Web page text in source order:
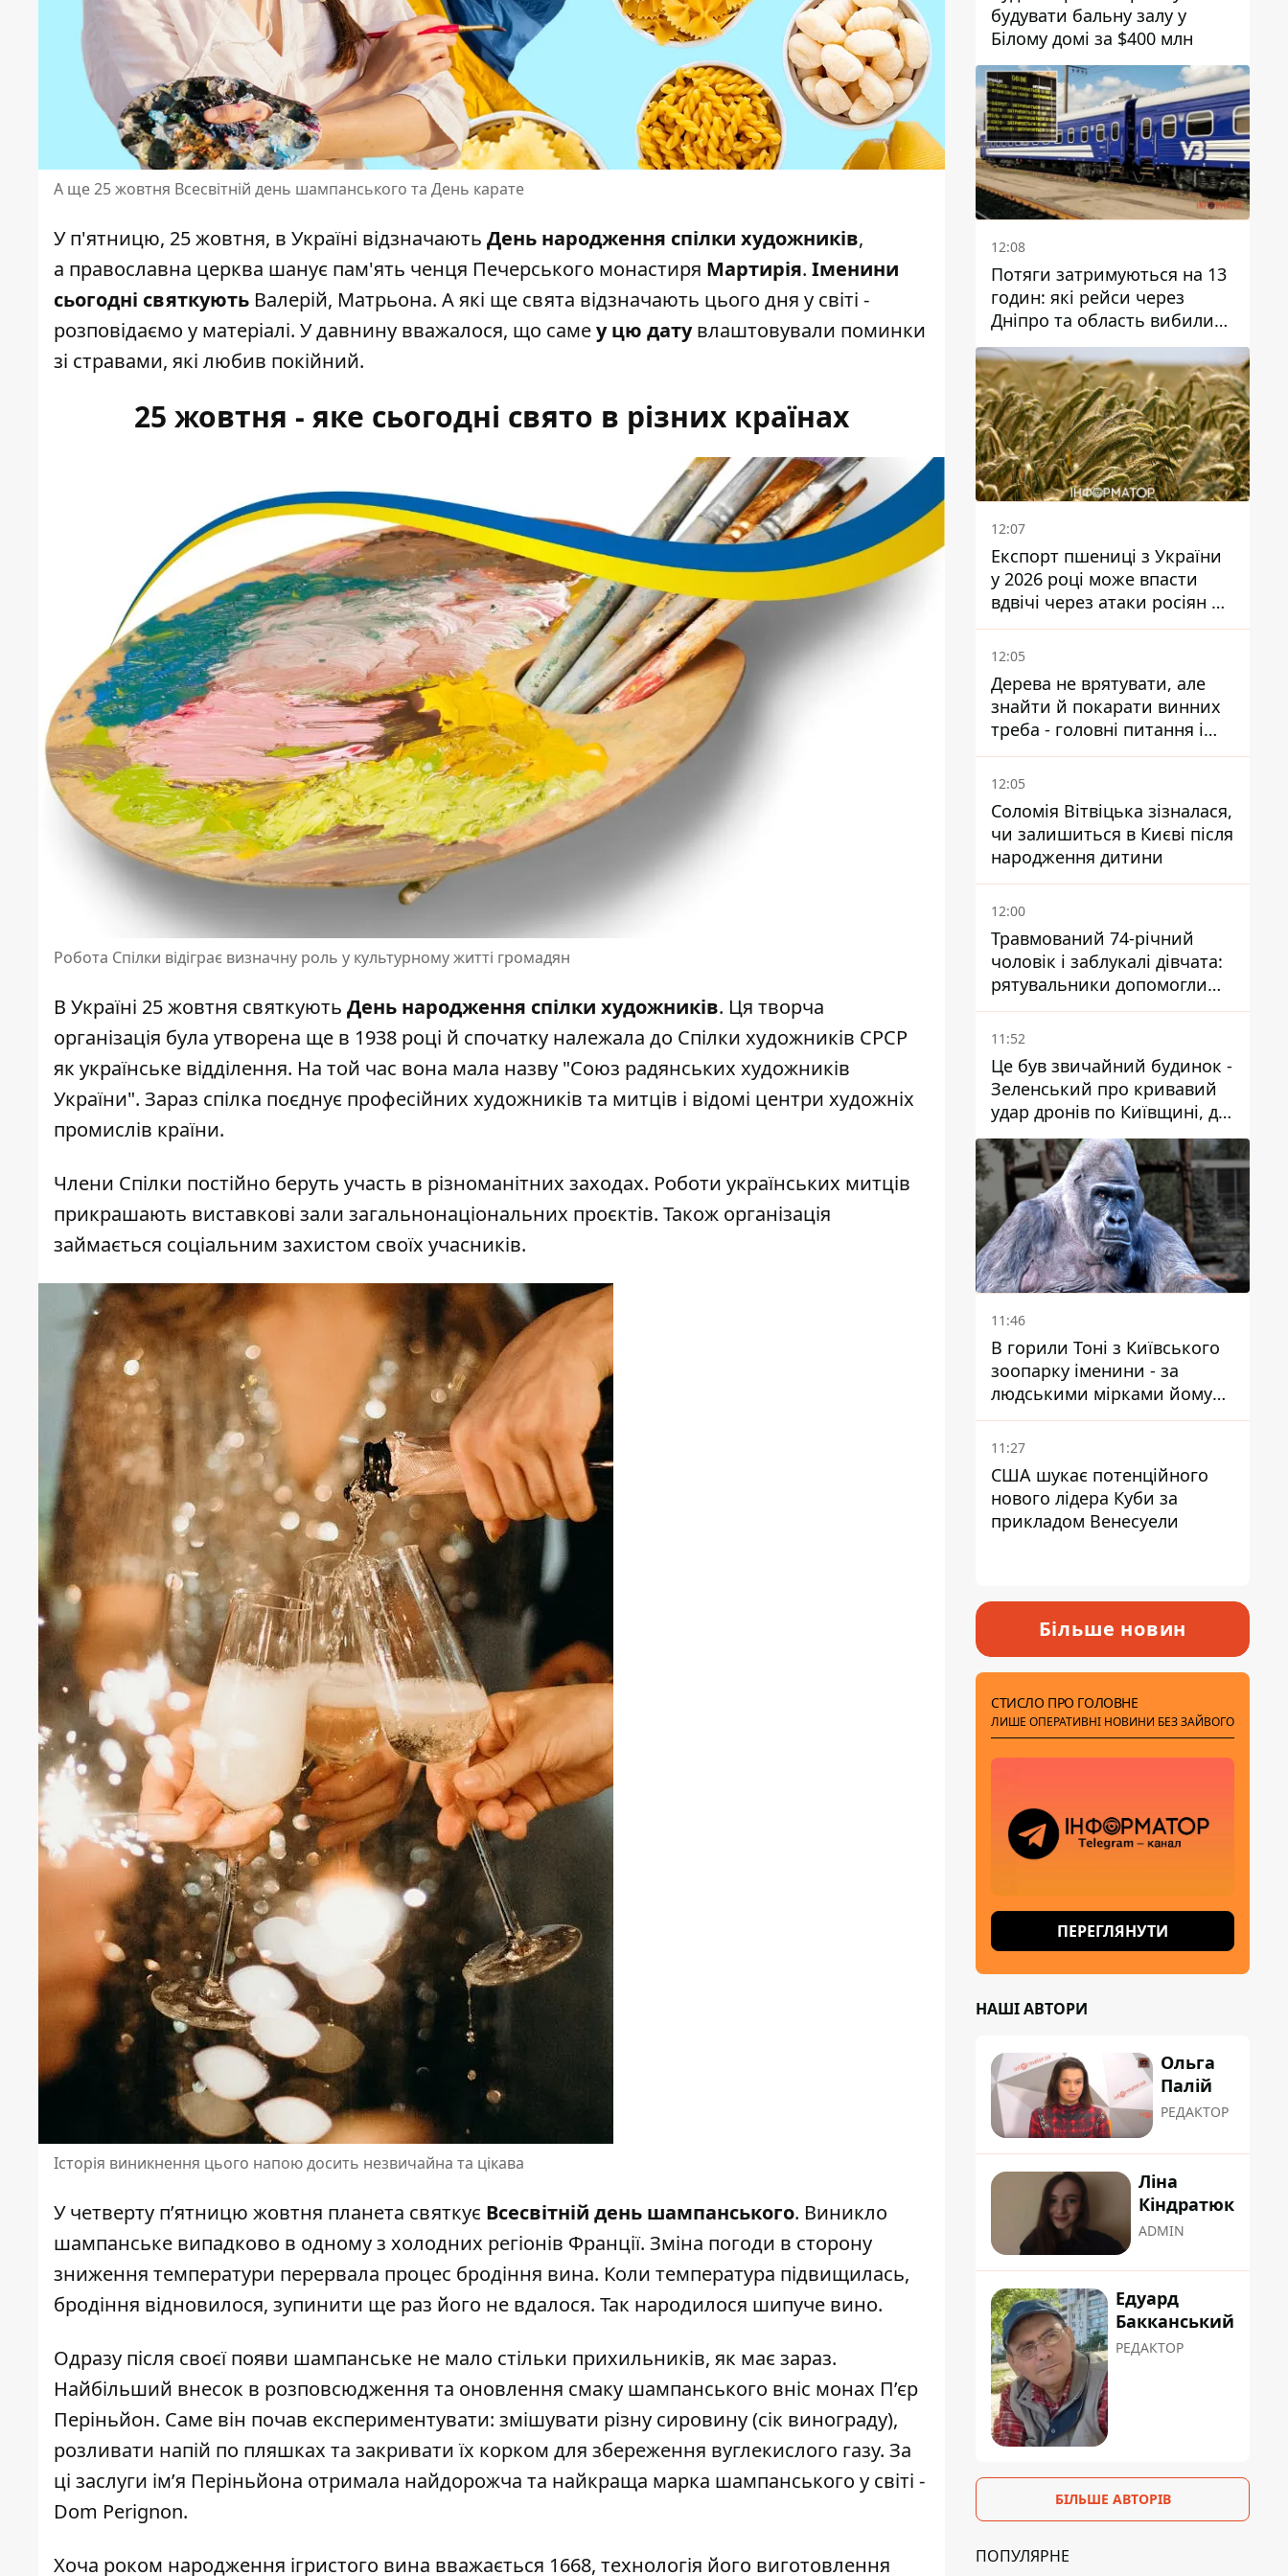
А ще 25 жовтня Всесвітній день шампанського та День карате
У п'ятницю, 25 жовтня, в Україні відзначають День народження спілки художників,
а православна церква шанує пам'ять ченця Печерського монастиря Мартирія. Іменини
сьогодні святкують Валерій, Матрьона. А які ще свята відзначають цього дня у світі -
розповідаємо у матеріалі. У давнину вважалося, що самеу цю датувлаштовували поминки
зі стравами, які любив покійний.
25 жовтня - яке сьогодні свято в різних країнах
Робота Спілки відіграє визначну роль у культурному житті громадян
В Україні 25 жовтня святкують День народження спілки художників. Ця творча
організація була утворена ще в 1938 році й спочатку належала до Спілки художників СРСР
як українське відділення. На той час вона мала назву "Союз радянських художників
України". Зараз спілка поєднує професійних художників та митців і відомі центри художніх
промислів країни.
Члени Спілки постійно беруть участь в різноманітних заходах. Роботи українських митців
прикрашають виставкові зали загальнонаціональних проєктів. Також організація
займається соціальним захистом своїх учасників.
Історія виникнення цього напою досить незвичайна та цікава
У четверту п’ятницю жовтня планета святкує Всесвітній день шампанського. Виникло
шампанське випадково в одному з холодних регіонів Франції. Зміна погоди в сторону
зниження температури перервала процес бродіння вина. Коли температура підвищилась,
бродіння відновилося, зупинити ще раз його не вдалося. Так народилося шипуче вино.
Одразу після своєї появи шампанське не мало стільки прихильників, як має зараз.
Найбільший внесок в розповсюдження та оновлення смаку шампанського вніс монах П’єр
Періньйон. Саме він почав експериментувати: змішувати різну сировину (сік винограду),
розливати напій по пляшках та закривати їх корком для збереження вуглекислого газу. За
ці заслуги ім’я Періньйона отримала найдорожча та найкраща марка шампанського у світі -
Dom Perignon.
Хоча роком народження ігристого вина вважається 1668, технологія його виготовлення
будувати бальну залу у
Білому домі за $400 млн
12:08
Потяги затримуються на 13
годин: які рейси через
Дніпро та область вибилися
з графіка
12:07
Експорт пшениці з України
у 2026 році може впасти
вдвічі через атаки росіян по
портах
12:05
Дерева не врятувати, але
знайти й покарати винних
треба - головні питання і
висновки з конфлікту на
Теремках
12:05
Соломія Вітвіцька зізналася,
чи залишиться в Києві після
народження дитини
12:00
Травмований 74-річний
чоловік і заблукалі дівчата:
рятувальники допомогли
туристам в Карпатах
11:52
Це був звичайний будинок -
Зеленський про кривавий
удар дронів по Київщині, де
загинули дідусь, бабуся та їх
малолітній онук
11:46
В горили Тоні з Київського
зоопарку іменини - за
людськими мірками йому
вже понад 90 років
11:27
США шукає потенційного
нового лідера Куби за
прикладом Венесуели
Більше новин
СТИСЛО ПРО ГОЛОВНЕ
ЛИШЕ ОПЕРАТИВНІ НОВИНИ БЕЗ ЗАЙВОГО
ПЕРЕГЛЯНУТИ
НАШІ АВТОРИ
Ольга
Палій
РЕДАКТОР
Ліна
Кіндратюк
ADMIN
Едуард
Бакканський
РЕДАКТОР
БІЛЬШЕ АВТОРІВ
ПОПУЛЯРНЕ